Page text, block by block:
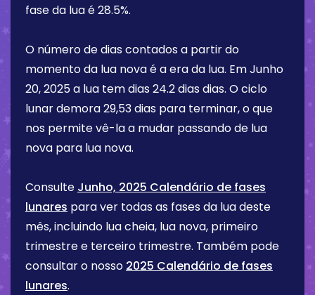
fase da lua é28.5%.
O número de dias contados a partir do
momento da lua nova é a era da lua. EmJunho
20, 2025a lua tem dias 24.2 dias dias. O ciclo
lunar demora 29,53 dias para terminar, o que
nos permite vê-la a mudar passando de lua
nova para lua nova.
Consulte Junho, 2025 Calendário de fases
lunares para ver todas as fases da lua deste
mês, incluindo lua cheia, lua nova, primeiro
trimestre e terceiro trimestre. Também pode
consultar o nosso 2025 Calendário de fases
lunares.